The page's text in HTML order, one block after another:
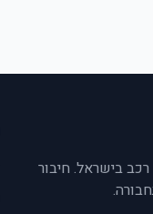
בישראל. חיבור